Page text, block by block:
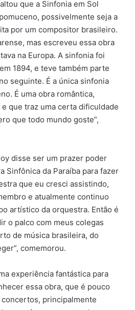
que a Sinfonia em Sol
possivelmente seja a
por um compositor brasileiro.
mas escreveu essa obra
na Europa. A sinfonia foi
1894, e teve também parte
seguinte. É a única sinfonia
É uma obra romântica,
que traz uma certa dificuldade
que todo mundo goste”,
disse ser um prazer poder
Sinfônica da Paraíba para fazer
que eu cresci assistindo,
e atualmente continuo
artístico da orquestra. Então é
o palco com meus colegas
de música brasileira, do
comemorou.
experiência fantástica para
essa obra, que é pouco
concertos, principalmente